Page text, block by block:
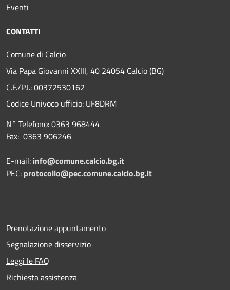
Eventi
CONTATTI
Comune di Calcio
Via Papa Giovanni XXIII, 40 24054 Calcio (BG)
C.F./P.I.: 00372530162
Codice Univoco ufficio: UF8DRM
N° Telefono: 0363 968444
Fax: 0363 906246
E-mail: info@comune.calcio.bg.it
PEC: protocollo@pec.comune.calcio.bg.it
Prenotazione appuntamento
Segnalazione disservizio
Leggi le FAQ
Richiesta assistenza